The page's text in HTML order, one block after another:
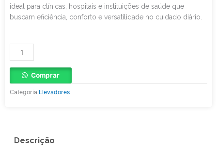
ideal para clínicas, hospitais e instituições de saúde que
buscam eficiência, conforto e versatilidade no cuidado diário.
Elevador
de
transferência
ELEV
300
Comprar
Categoria Elevadores
Descrição